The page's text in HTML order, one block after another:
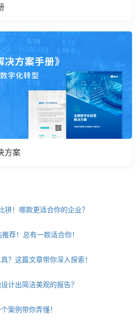
方案
！哪款更适合你的企业？
荐！总有一款适合你！
？这篇文章带你深入探索！
计出简洁美观的报告？
案例带你弄懂！